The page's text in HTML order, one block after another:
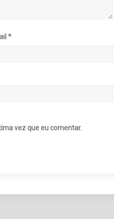
*
vez que eu comentar.